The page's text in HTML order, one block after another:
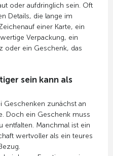
oder aufdringlich sein. Oft
Details, die lange im
einer Karte, ein
Verpackung, ein
oder ein Geschenk, das
sein kann als
Geschenken zunächst an
Doch ein Geschenk muss
entfalten. Manchmal ist ein
wertvoller als ein teures